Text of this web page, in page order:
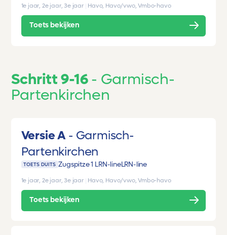
1e jaar, 2e jaar, 3e jaar Havo, Havo/vwo, Vmbo-havo
Toets bekijken
Schritt 9-16
Garmisch-
Partenkirchen
Versie A
Garmisch-
Partenkirchen
TOETS DUITS Zugspitze 1 LRN-lineLRN-line
1e jaar, 2e jaar, 3e jaar Havo, Havo/vwo, Vmbo-havo
Toets bekijken